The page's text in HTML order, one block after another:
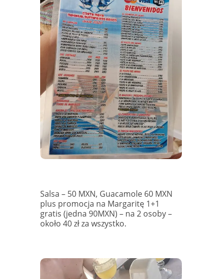
Salsa – 50 MXN, Guacamole 60 MXN
plus promocja na Margaritę 1+1
gratis (jedna 90MXN) – na 2 osoby –
około 40 zł za wszystko.